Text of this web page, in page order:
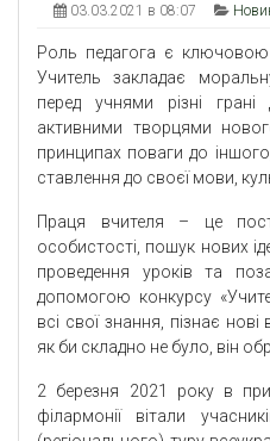
03.03.2021 в 08:07
Роль педагога є ключовою
Учитель закладає
перед учнями різні грані
активними творцями
принципах поваги до
ставлення до своєї мови,
Праця вчителя – це
особистості, пошук нових
проведення уроків та
допомогою конкурсу
всі свої знання, пізнає
як би складно не було, він
2 березня 2021 року в
філармонії вітали